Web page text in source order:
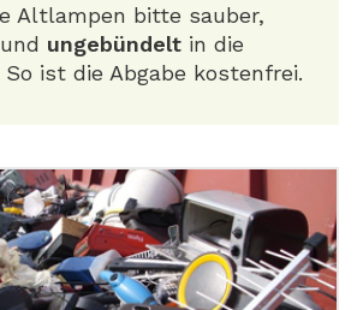
Altlampen bitte sauber,
und ungebündelt in die
ist die Abgabe kostenfrei.